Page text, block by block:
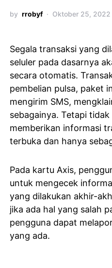
by rrobyf Oktober 25, 2022
Segala transaksi yang
seluler pada dasarnya
secara otomatis.
pembelian pulsa, paket
mengirim SMS,
sebagainya. Tetapi
memberikan informasi
terbuka dan hanya
Pada kartu Axis,
untuk mengecek
yang dilakukan akhir-
jika ada hal yang salah
pengguna dapat
yang ada.